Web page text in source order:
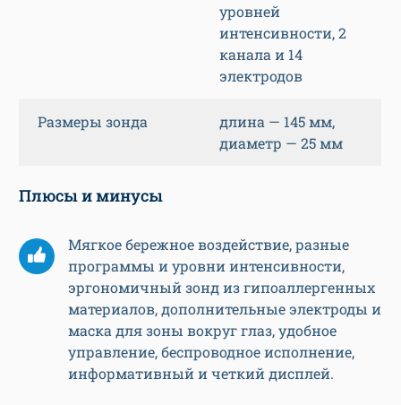
уровней
интенсивности, 2
канала и 14
электродов
Размеры зонда
длина — 145 мм,
диаметр — 25 мм
Плюсы и минусы
Мягкое бережное воздействие, разные
программы и уровни интенсивности,
эргономичный зонд из гипоаллергенных
материалов, дополнительные электроды и
маска для зоны вокруг глаз, удобное
управление, беспроводное исполнение,
информативный и четкий дисплей.